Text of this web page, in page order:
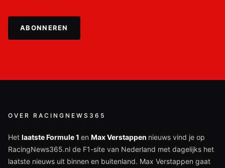
ABONNEREN
OVER RACINGNEWS365
Het laatste Formule 1 en Max Verstappen nieuws vind je op
RacingNews365.nl de F1-site van Nederland met dagelijks het
laatste nieuws uit binnen en buitenland. Max Verstappen gaat